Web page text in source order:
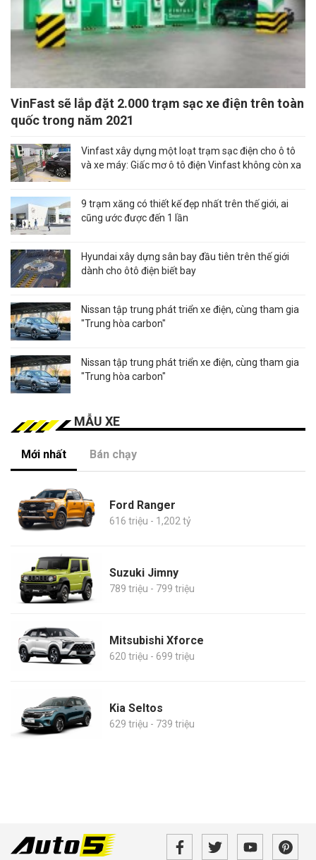
VinFast sẽ lắp đặt 2.000 trạm sạc xe điện trên toàn
quốc trong năm 2021
Vinfast xây dựng một loạt trạm sạc điện cho ô tô
và xe máy: Giấc mơ ô tô điện Vinfast không còn xa
9 trạm xăng có thiết kế đẹp nhất trên thế giới, ai
cũng ước được đến 1 lần
Hyundai xây dựng sân bay đầu tiên trên thế giới
dành cho ôtô điện biết bay
Nissan tập trung phát triển xe điện, cùng tham gia
"Trung hòa carbon"
Nissan tập trung phát triển xe điện, cùng tham gia
"Trung hòa carbon"
MẪU XE
Mới nhất Bán chạy
Ford Ranger
616 triệu - 1,202 tỷ
Suzuki Jimny
789 triệu - 799 triệu
Mitsubishi Xforce
620 triệu - 699 triệu
Kia Seltos
629 triệu - 739 triệu